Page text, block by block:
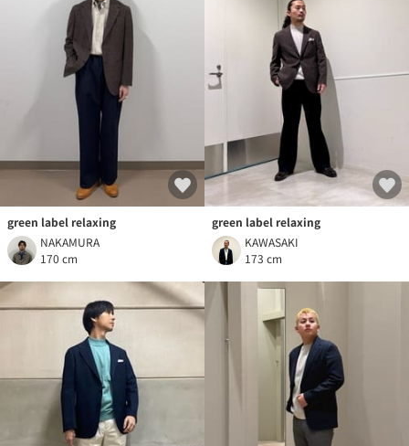
green label relaxing
NAKAMURA
170 cm
green label relaxing
KAWASAKI
173 cm